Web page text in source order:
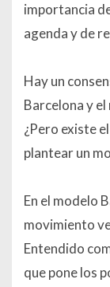
importancia
agenda y de
Hay un
Barcelona y
¿Pero existe
plantear un
En el modelo
movimiento
Entendido
que pone los